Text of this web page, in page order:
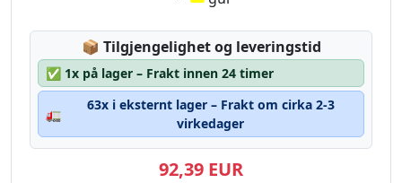
📦 Lagerstatus:
Tilgjengelighet og leveringstid
✅ 1x på lager – Frakt innen 24 timer
🚛
63x i eksternt lager – Frakt om cirka 2-3
virkedager
92,39 EUR